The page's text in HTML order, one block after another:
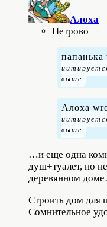
Алоха
Петрово
папанька
Алоха
…и еще одна
душ+туалет, но
деревянном
Строить дом для
Сомнительное